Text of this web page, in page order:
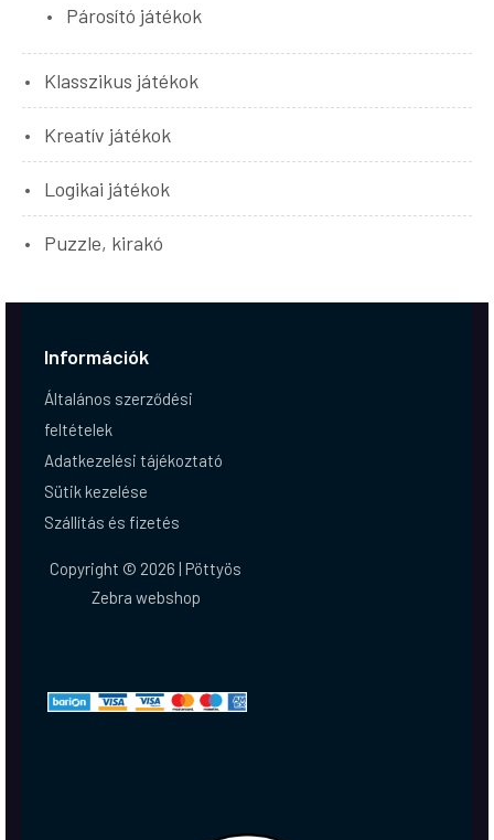
Párosító játékok
Klasszikus játékok
Kreatív játékok
Logikai játékok
Puzzle, kirakó
Információk
Általános szerződési
feltételek
Adatkezelési tájékoztató
Sütik kezelése
Szállítás és fizetés
Copyright © 2026 | Pöttyös
Zebra webshop